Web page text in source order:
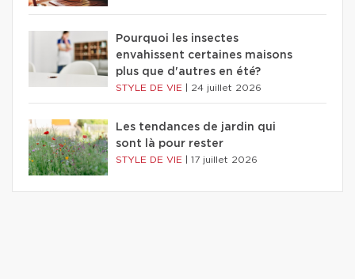
Pourquoi les insectes
envahissent certaines maisons
plus que d'autres en été?
STYLE DE VIE 24 juillet 2026
Les tendances de jardin qui
sont là pour rester
STYLE DE VIE 17 juillet 2026